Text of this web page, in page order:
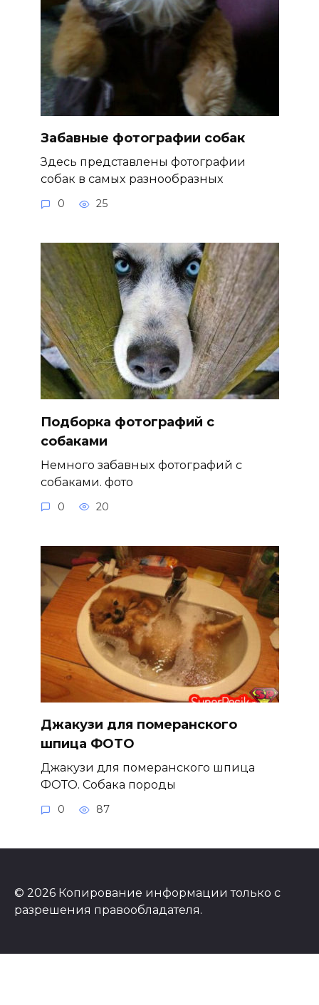
Забавные фотографии собак
Здесь представлены фотографии
собак в самых разнообразных
0 25
Подборка фотографий с
собаками
Немного забавных фотографий с
собаками. фото
0 20
Джакузи для померанского
шпица ФОТО
Джакузи для померанского шпица
ФОТО. Собака породы
0 87
© 2026 Копирование информации только с
разрешения правообладателя.